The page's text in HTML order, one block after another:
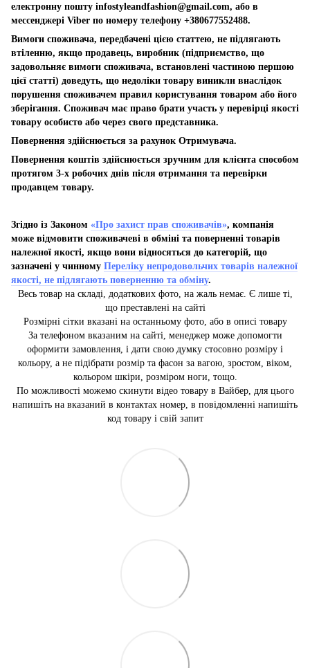
електронну пошту infostyleandfashion@gmail.com, або в
мессенджері Viber по номеру телефону +380677552488.
Вимоги споживача, передбачені цією статтею, не підлягають
втіленню, якщо продавець, виробник (підприємство, що
задовольняє вимоги споживача, встановлені частиною першою
цієї статті) доведуть, що недоліки товару виникли внаслідок
порушення споживачем правил користування товаром або його
зберігання. Споживач має право брати участь у перевірці якості
товару особисто або через свого представника.
Повернення здійснюється за рахунок Отримувача.
Повернення коштів здійснюється зручним для клієнта способом
протягом 3-х робочих днів після отримання та перевірки
продавцем товару.
Згідно із Законом «Про захист прав споживачів», компанія
може відмовити споживачеві в обміні та поверненні товарів
належної якості, якщо вони відносяться до категорій, що
зазначені у чинному Переліку непродовольчих товарів належної
якості, не підлягають поверненню та обміну.
Весь товар на складі, додаткових фото, на жаль немає. Є лише ті,
що преставлені на сайті
Розмірні сітки вказані на останньому фото, або в описі товару
За телефоном вказаним на сайті, менеджер може допомогти
оформити замовлення, і дати свою думку стосовно розміру і
кольору, а не підібрати розмір та фасон за вагою, зростом, віком,
кольором шкіри, розміром ноги, тощо.
По можливості можемо скинути відео товару в Вайбер, для цього
напишіть на вказаний в контактах номер, в повідомленні напишіть
код товару і свій запит